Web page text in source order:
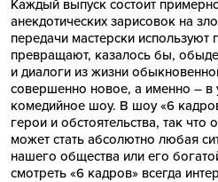
Каждый выпуск состоит
анекдотических зарисовок на
передачи мастерски используют
превращают, казалось бы,
и диалоги из жизни
совершенно новое, а именно – в
комедийное шоу. В шоу «6
герои и обстоятельства, так
может стать абсолютно любая
нашего общества или его
смотреть «6 кадров» всегда